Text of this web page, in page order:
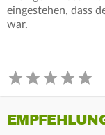
eingestehen, dass
war.